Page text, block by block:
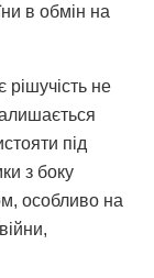
в обмін на
не
під
з боку
особливо на